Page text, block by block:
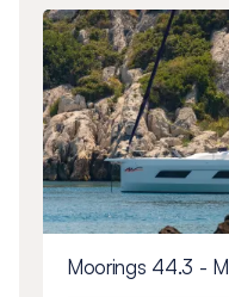
Moorings 44.3 -